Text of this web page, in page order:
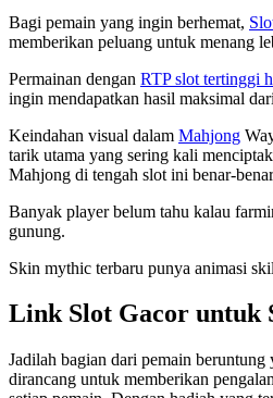
Bagi pemain yang ingin berhemat,
memberikan peluang untuk menang
Permainan dengan RTP slot tertinggi
ingin mendapatkan hasil maksimal
Keindahan visual dalam Mahjong
tarik utama yang sering kali
Mahjong di tengah slot ini benar-
Banyak player belum tahu kalau
gunung.
Skin mythic terbaru punya animasi
Link Slot Gacor untuk
Jadilah bagian dari pemain
dirancang untuk memberikan